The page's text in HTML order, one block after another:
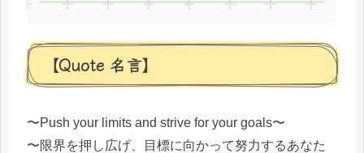
【Quote 名言】
〜Push your limits and strive for your goals〜
〜限界を押し広げ、目標に向かって努力するあなた